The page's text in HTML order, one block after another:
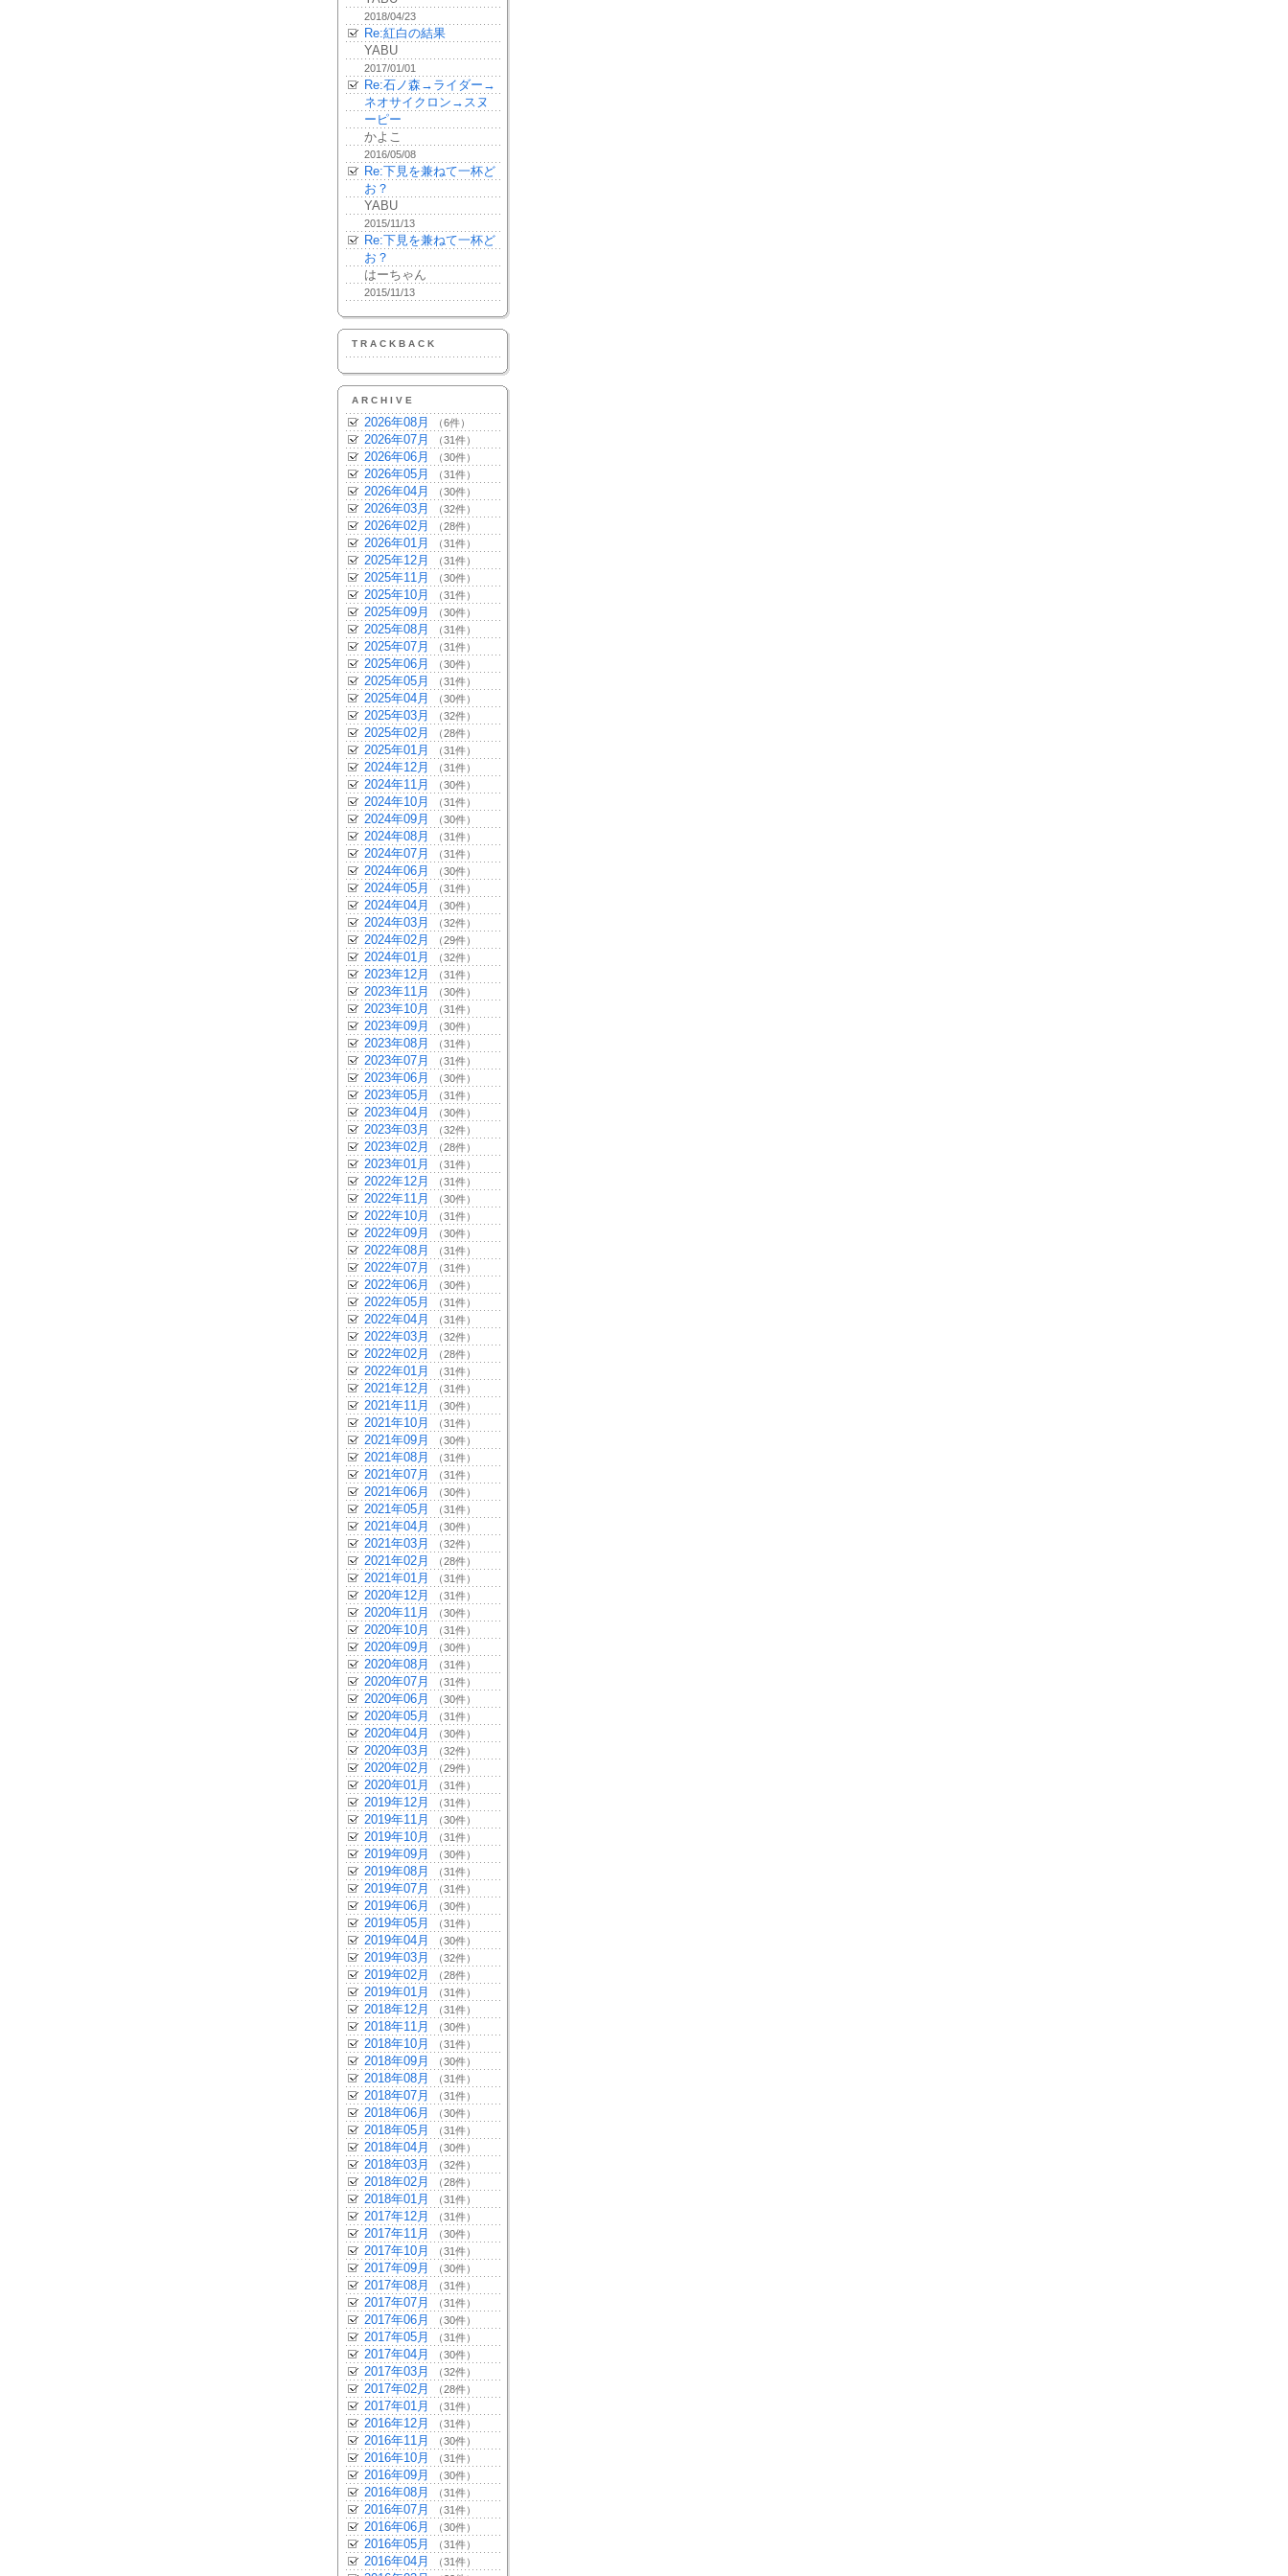
2018/04/23
Re:紅白の結果
YABU
2017/01/01
Re:石ノ森→ライダー→
ネオサイクロン→スヌ
ーピー
かよこ
2016/05/08
Re:下見を兼ねて一杯ど
お？
YABU
2015/11/13
Re:下見を兼ねて一杯ど
お？
はーちゃん
2015/11/13
TRACKBACK
ARCHIVE
2026年08月 （6件）
2026年07月 （31件）
2026年06月 （30件）
2026年05月 （31件）
2026年04月 （30件）
2026年03月 （32件）
2026年02月 （28件）
2026年01月 （31件）
2025年12月 （31件）
2025年11月 （30件）
2025年10月 （31件）
2025年09月 （30件）
2025年08月 （31件）
2025年07月 （31件）
2025年06月 （30件）
2025年05月 （31件）
2025年04月 （30件）
2025年03月 （32件）
2025年02月 （28件）
2025年01月 （31件）
2024年12月 （31件）
2024年11月 （30件）
2024年10月 （31件）
2024年09月 （30件）
2024年08月 （31件）
2024年07月 （31件）
2024年06月 （30件）
2024年05月 （31件）
2024年04月 （30件）
2024年03月 （32件）
2024年02月 （29件）
2024年01月 （32件）
2023年12月 （31件）
2023年11月 （30件）
2023年10月 （31件）
2023年09月 （30件）
2023年08月 （31件）
2023年07月 （31件）
2023年06月 （30件）
2023年05月 （31件）
2023年04月 （30件）
2023年03月 （32件）
2023年02月 （28件）
2023年01月 （31件）
2022年12月 （31件）
2022年11月 （30件）
2022年10月 （31件）
2022年09月 （30件）
2022年08月 （31件）
2022年07月 （31件）
2022年06月 （30件）
2022年05月 （31件）
2022年04月 （31件）
2022年03月 （32件）
2022年02月 （28件）
2022年01月 （31件）
2021年12月 （31件）
2021年11月 （30件）
2021年10月 （31件）
2021年09月 （30件）
2021年08月 （31件）
2021年07月 （31件）
2021年06月 （30件）
2021年05月 （31件）
2021年04月 （30件）
2021年03月 （32件）
2021年02月 （28件）
2021年01月 （31件）
2020年12月 （31件）
2020年11月 （30件）
2020年10月 （31件）
2020年09月 （30件）
2020年08月 （31件）
2020年07月 （31件）
2020年06月 （30件）
2020年05月 （31件）
2020年04月 （30件）
2020年03月 （32件）
2020年02月 （29件）
2020年01月 （31件）
2019年12月 （31件）
2019年11月 （30件）
2019年10月 （31件）
2019年09月 （30件）
2019年08月 （31件）
2019年07月 （31件）
2019年06月 （30件）
2019年05月 （31件）
2019年04月 （30件）
2019年03月 （32件）
2019年02月 （28件）
2019年01月 （31件）
2018年12月 （31件）
2018年11月 （30件）
2018年10月 （31件）
2018年09月 （30件）
2018年08月 （31件）
2018年07月 （31件）
2018年06月 （30件）
2018年05月 （31件）
2018年04月 （30件）
2018年03月 （32件）
2018年02月 （28件）
2018年01月 （31件）
2017年12月 （31件）
2017年11月 （30件）
2017年10月 （31件）
2017年09月 （30件）
2017年08月 （31件）
2017年07月 （31件）
2017年06月 （30件）
2017年05月 （31件）
2017年04月 （30件）
2017年03月 （32件）
2017年02月 （28件）
2017年01月 （31件）
2016年12月 （31件）
2016年11月 （30件）
2016年10月 （31件）
2016年09月 （30件）
2016年08月 （31件）
2016年07月 （31件）
2016年06月 （30件）
2016年05月 （31件）
2016年04月 （31件）